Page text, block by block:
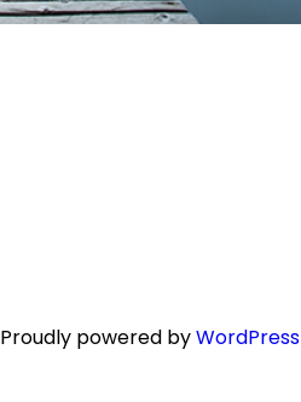
Proudly powered byWordPress